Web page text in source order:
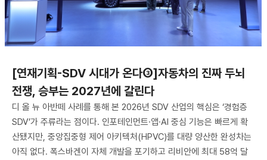
[연재기획-SDV 시대가 온다③]자동차의 진짜 두뇌
전쟁, 승부는 2027년에 갈린다
디 올 뉴 아반떼 사례를 통해 본 2026년 SDV 산업의 핵심은 ‘경험층
SDV’가 주류라는 점이다. 인포테인먼트·앱·AI 중심 기능은 빠르게 확
산됐지만, 중앙집중형 제어 아키텍처(HPVC)를 대량 양산한 완성차는
아직 없다. 폭스바겐이 자체 개발을 포기하고 리비안에 최대 58억 달